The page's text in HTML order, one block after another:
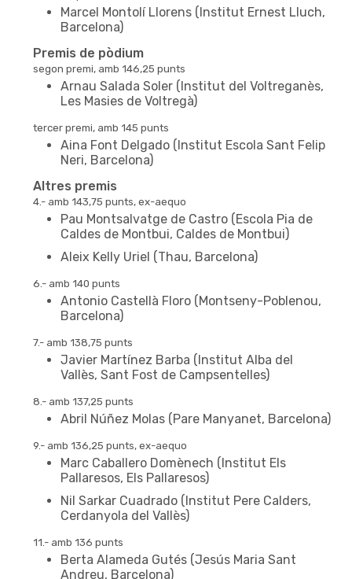
Marcel Montolí Llorens (Institut Ernest Lluch,
Barcelona)
Premis de pòdium
segon premi, amb 146,25 punts
Arnau Salada Soler (Institut del Voltreganès,
Les Masies de Voltregà)
tercer premi, amb 145 punts
Aina Font Delgado (Institut Escola Sant Felip
Neri, Barcelona)
Altres premis
4.- amb 143,75 punts, ex-aequo
Pau Montsalvatge de Castro (Escola Pia de
Caldes de Montbui, Caldes de Montbui)
Aleix Kelly Uriel (Thau, Barcelona)
6.- amb 140 punts
Antonio Castellà Floro (Montseny-Poblenou,
Barcelona)
7.- amb 138,75 punts
Javier Martínez Barba (Institut Alba del
Vallès, Sant Fost de Campsentelles)
8.- amb 137,25 punts
Abril Núñez Molas (Pare Manyanet, Barcelona)
9.- amb 136,25 punts, ex-aequo
Marc Caballero Domènech (Institut Els
Pallaresos, Els Pallaresos)
Nil Sarkar Cuadrado (Institut Pere Calders,
Cerdanyola del Vallès)
11.- amb 136 punts
Berta Alameda Gutés (Jesús Maria Sant
Andreu, Barcelona)